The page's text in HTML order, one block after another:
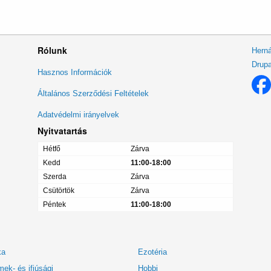
Rólunk
Lábléc
menü
Hasznos Információk
Általános Szerződési Feltételek
Adatvédelmi irányelvek
Nyitvatartás
Hétfő
Zárva
Kedd
11:00-18:00
Szerda
Zárva
Csütörtök
Zárva
Péntek
11:00-18:00
Ezotéria
és ifjúsági
Hobbi